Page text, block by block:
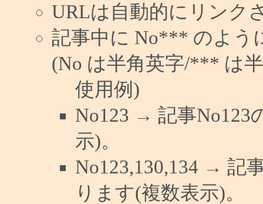
URLは自動的にリンク
記事中に No*** のよう
(No は半角英字/*** は
使用例)
No123 → 記事No123
示)。
No123,130,134 → 記
ります(複数表示)。